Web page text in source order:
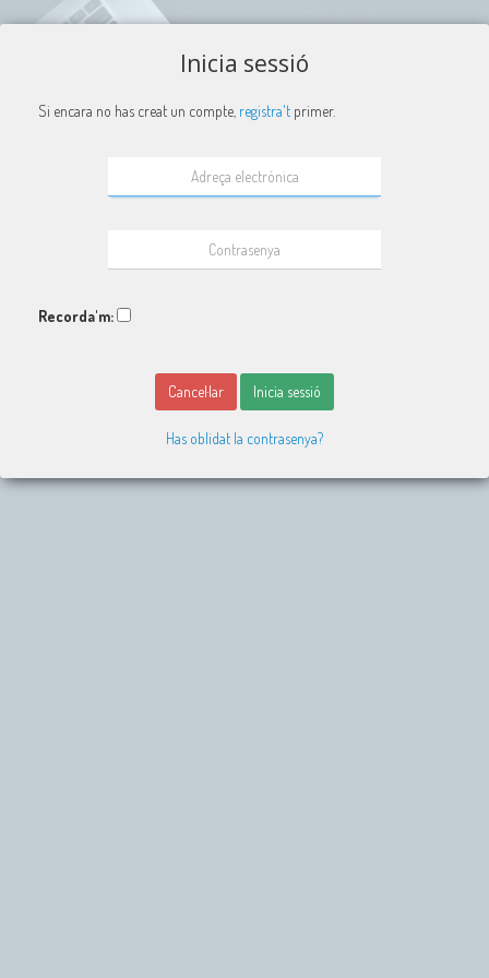
Inicia sessió
Si encara no has creat un compte, registra't primer.
Recorda'm:
Cancel·lar Inicia sessió
Has oblidat la contrasenya?